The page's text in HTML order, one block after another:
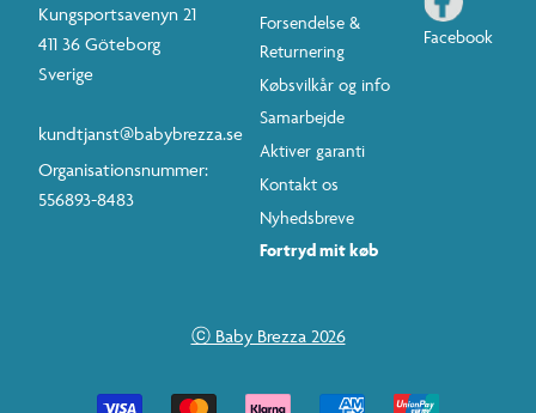
Kungsportsavenyn 21
411 36 Göteborg
Sverige
kundtjanst@babybrezza.se
Organisationsnummer:
556893-8483
Forsendelse &
Returnering
Købsvilkår og info
Samarbejde
Aktiver garanti
Kontakt os
Nyhedsbreve
Fortryd mit køb
Facebook
ⓒ Baby Brezza 2026